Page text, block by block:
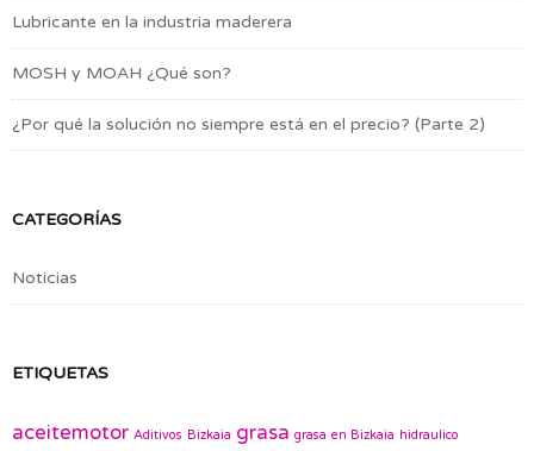
Lubricante en la industria maderera
MOSH y MOAH ¿Qué son?
¿Por qué la solución no siempre está en el precio? (Parte 2)
CATEGORÍAS
Noticias
ETIQUETAS
aceitemotor Aditivos Bizkaia grasa grasa en Bizkaia hidraulico